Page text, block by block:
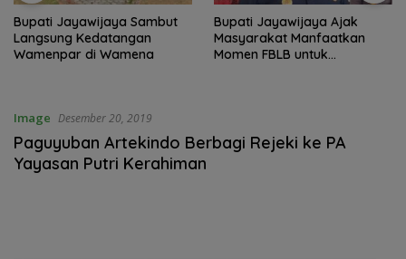
Bupati Jayawijaya Sambut
Langsung Kedatangan
Wamenpar di Wamena
Bupati Jayawijaya Ajak
Masyarakat Manfaatkan
Momen FBLB untuk
Image Desember 20, 2019
Paguyuban Artekindo Berbagi Rejeki ke PA
Yayasan Putri Kerahiman